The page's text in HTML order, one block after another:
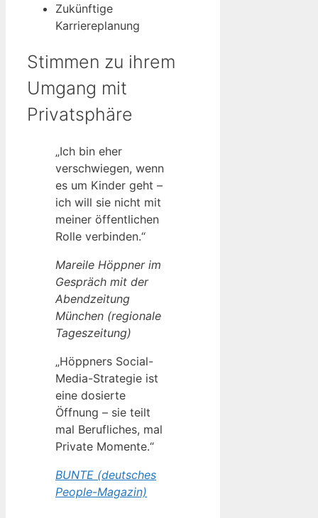
Zukünftige
Karriereplanung
Stimmen zu ihrem
Umgang mit
Privatsphäre
„Ich bin eher
verschwiegen, wenn
es um Kinder geht –
ich will sie nicht mit
meiner öffentlichen
Rolle verbinden.“
Mareile Höppner im
Gespräch mit der
Abendzeitung
München (regionale
Tageszeitung)
„Höppners Social-
Media-Strategie ist
eine dosierte
Öffnung – sie teilt
mal Berufliches, mal
Private Momente.“
BUNTE (deutsches
People-Magazin)